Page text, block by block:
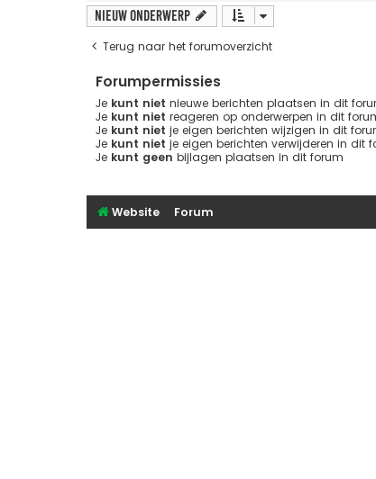
Nieuw onderwerp
Terug naar het forumoverzicht
Forumpermissies
Je kunt niet nieuwe berichten plaatsen in dit
Je kunt niet reageren op onderwerpen in dit
Je kunt niet je eigen berichten wijzigen in dit
Je kunt niet je eigen berichten verwijderen in dit
Je kunt geen bijlagen plaatsen in dit forum
Website Forum